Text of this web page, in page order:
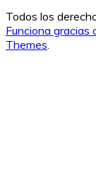
Todos los
Funciona gracias
Themes.